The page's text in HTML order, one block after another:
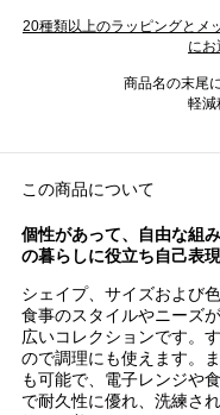
20種類以上のラッピングとメ
にお
商品名の末尾
軽減
この商品について
個性があって、自由な組
の暮らしに役立ち自己表
シェイプ、サイズおよび
食事のスタイルやニーズ
広いコレクションです。
ので調理にも使えます。
も可能で、電子レンジや
で耐久性に優れ、洗練さ